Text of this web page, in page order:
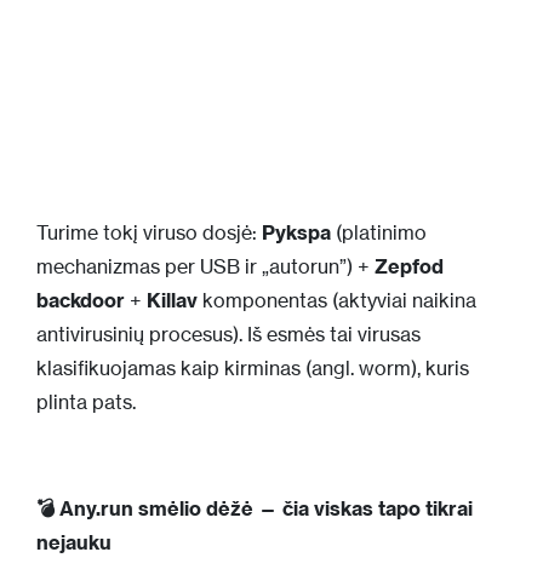
Turime tokį viruso dosjė: Pykspa (platinimo
mechanizmas per USB ir „autorun”) + Zepfod
backdoor + Killav komponentas (aktyviai naikina
antivirusinių procesus). Iš esmės tai virusas
klasifikuojamas kaip kirminas (angl. worm), kuris
plinta pats.
💣 Any.run smėlio dėžė — čia viskas tapo tikrai
nejauku